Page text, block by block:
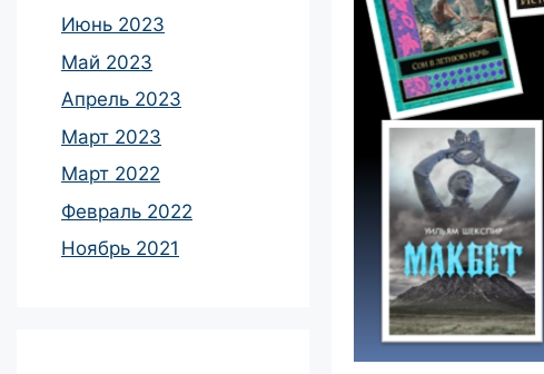
Июнь 2023
Май 2023
Апрель 2023
Март 2023
Март 2022
Февраль 2022
Ноябрь 2021